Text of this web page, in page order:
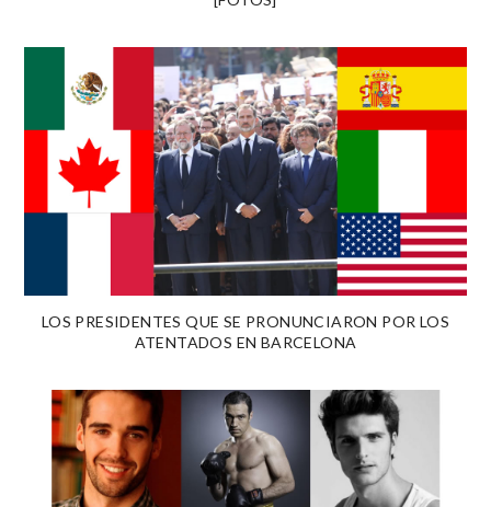
LOS PRESIDENTES QUE SE PRONUNCIARON POR LOS
ATENTADOS EN BARCELONA